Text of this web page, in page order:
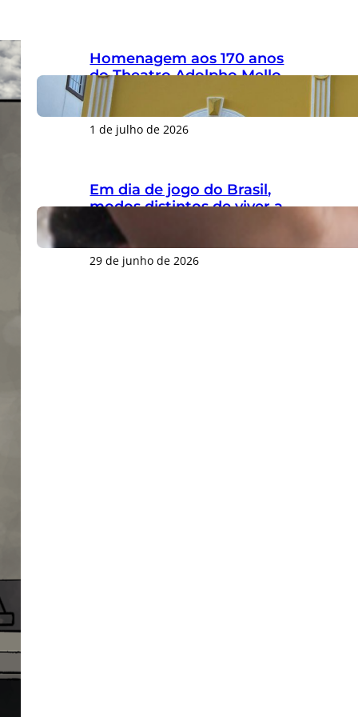
Homenagem aos 170 anos
do Theatro Adolpho Mello
gera críticas por ignorar
legado do patrono
1 de julho de 2026
Em dia de jogo do Brasil,
modos distintos de viver a
Copa do Mundo marcam o
Centro de Florianópolis
29 de junho de 2026